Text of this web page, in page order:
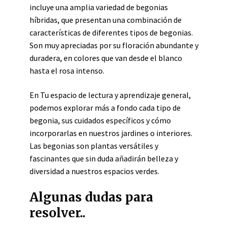
incluye una amplia variedad de begonias
híbridas, que presentan una combinación de
características de diferentes tipos de begonias.
Son muy apreciadas por su floración abundante y
duradera, en colores que van desde el blanco
hasta el rosa intenso.
En Tu espacio de lectura y aprendizaje general,
podemos explorar más a fondo cada tipo de
begonia, sus cuidados específicos y cómo
incorporarlas en nuestros jardines o interiores.
Las begonias son plantas versátiles y
fascinantes que sin duda añadirán belleza y
diversidad a nuestros espacios verdes.
Algunas dudas para
resolver..